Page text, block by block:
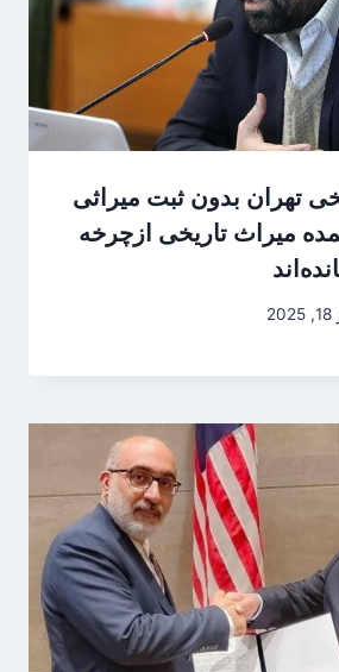
تهران بدون ثبت میراثی
میراث تاریخی ازچرخه